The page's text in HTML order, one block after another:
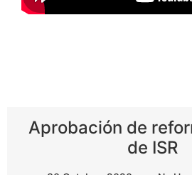
Aprobación de
de ISR